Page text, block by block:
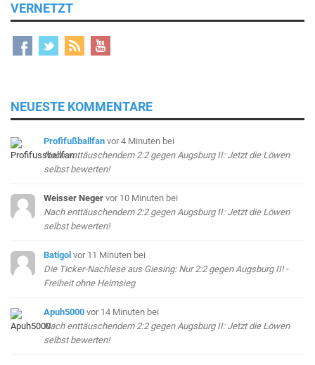
VERNETZT
NEUESTE KOMMENTARE
Profifußballfan vor 4 Minuten bei
Nach enttäuschendem 2:2 gegen Augsburg II: Jetzt die Löwen
selbst bewerten!
Weisser Neger vor 10 Minuten bei
Nach enttäuschendem 2:2 gegen Augsburg II: Jetzt die Löwen
selbst bewerten!
Batigol vor 11 Minuten bei
Die Ticker-Nachlese aus Giesing: Nur 2:2 gegen Augsburg II! -
Freiheit ohne Heimsieg
Apuh5000 vor 14 Minuten bei
Nach enttäuschendem 2:2 gegen Augsburg II: Jetzt die Löwen
selbst bewerten!